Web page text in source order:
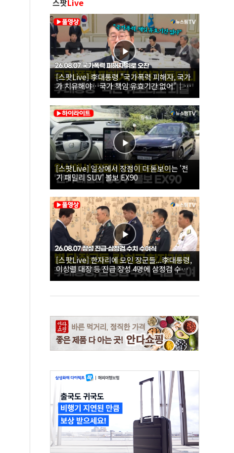
스팟Live
[스팟Live] 李대통령 "국가폭력 피해자, 국가
가 치유해야…국가 책임 유효기간 없어"｜
26.08.07 국가폭력 피해자 위로 오찬
[스팟Live] 일상에서 장점이 더 돋보이는 '전
기 패밀리 SUV' 볼보 EX90
[스팟Live] 한자리에 모인 장군들...李대통령,
이상렬 대장 등 진급 장성 4명에 삼정검 수치
직접 수여｜26.08.07 장성 진급·삼정검 수치